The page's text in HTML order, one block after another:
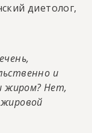
диетолог,
и
жиром? Нет,